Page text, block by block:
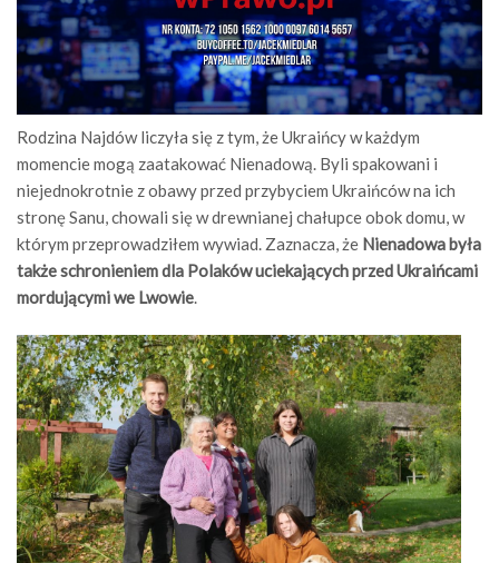
Rodzina Najdów liczyła się z tym, że Ukraińcy w każdym
momencie mogą zaatakować Nienadową. Byli spakowani i
niejednokrotnie z obawy przed przybyciem Ukraińców na ich
stronę Sanu, chowali się w drewnianej chałupce obok domu, w
którym przeprowadziłem wywiad. Zaznacza, że Nienadowa była
także schronieniem dla Polaków uciekających przed Ukraińcami
mordującymi we Lwowie.